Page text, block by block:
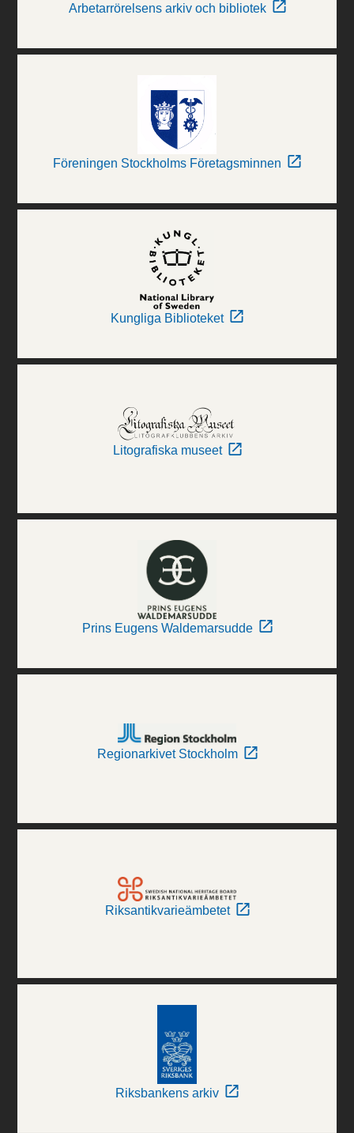
Arbetarrörelsens arkiv och bibliotek
Föreningen Stockholms Företagsminnen
Kungliga Biblioteket
Litografiska museet
Prins Eugens Waldemarsudde
Regionarkivet Stockholm
Riksantikvarieämbetet
Riksbankens arkiv